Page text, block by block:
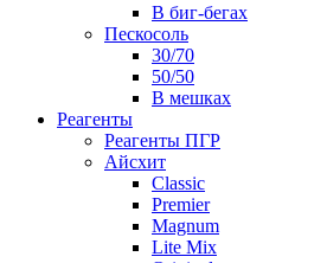
В биг-бегах
Пескосоль
30/70
50/50
В мешках
Реагенты
Реагенты ПГР
Айсхит
Classic
Premier
Magnum
Lite Mix